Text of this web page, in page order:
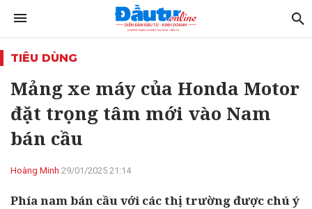
TIÊU DÙNG
Mảng xe máy của Honda Motor
đặt trọng tâm mới vào Nam
bán cầu
Hoàng Minh 29/01/2025 21:14
Phía nam bán cầu với các thị trường được chú ý